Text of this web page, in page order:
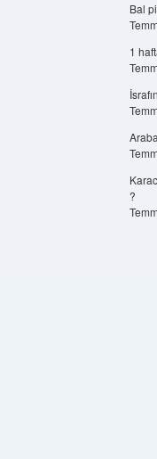
Bal
1
?